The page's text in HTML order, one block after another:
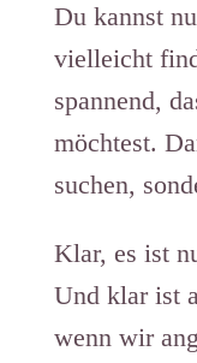
Du kannst
vielleicht
spannend,
möchtest.
suchen,
Klar, es ist
Und klar ist
wenn wir